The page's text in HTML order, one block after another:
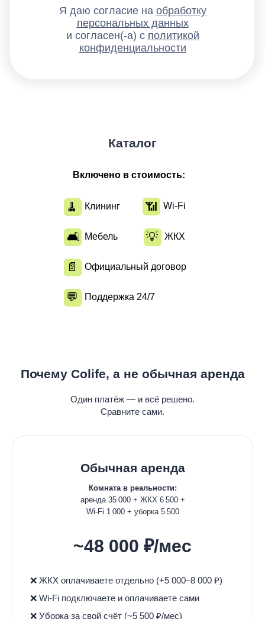
Каталог
Включено в стоимость:
💬 Поддержка 24/7
🧹 Клининг 📶 Wi-Fi
🛋 Мебель 💡 ЖКХ
📄 Официальный договор
Почему Colife, а не обычная аренда
Один платёж — и всё решено.
Сравните сами.
Обычная аренда
Комната в реальности:
аренда 35 000 + ЖКХ 6 500 +
Wi-Fi 1 000 + уборка 5 500
~48 000 ₽/мес
❌ ЖКХ оплачиваете отдельно (+5 000–8 000 ₽)
❌ Wi-Fi подключаете и оплачиваете сами
❌ Уборка за свой счёт (~5 500 ₽/мес)